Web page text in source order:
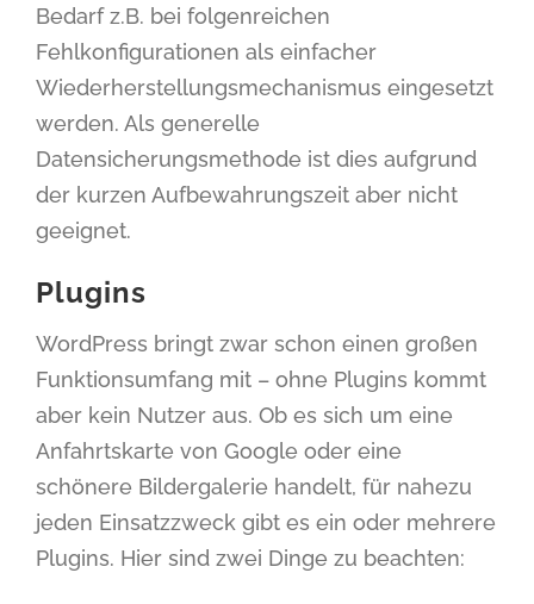
Bedarf z.B. bei folgenreichen
Fehlkonfigurationen als einfacher
Wiederherstellungsmechanismus eingesetzt
werden. Als generelle
Datensicherungsmethode ist dies aufgrund
der kurzen Aufbewahrungszeit aber nicht
geeignet.
Plugins
WordPress bringt zwar schon einen großen
Funktionsumfang mit – ohne Plugins kommt
aber kein Nutzer aus. Ob es sich um eine
Anfahrtskarte von Google oder eine
schönere Bildergalerie handelt, für nahezu
jeden Einsatzzweck gibt es ein oder mehrere
Plugins. Hier sind zwei Dinge zu beachten: